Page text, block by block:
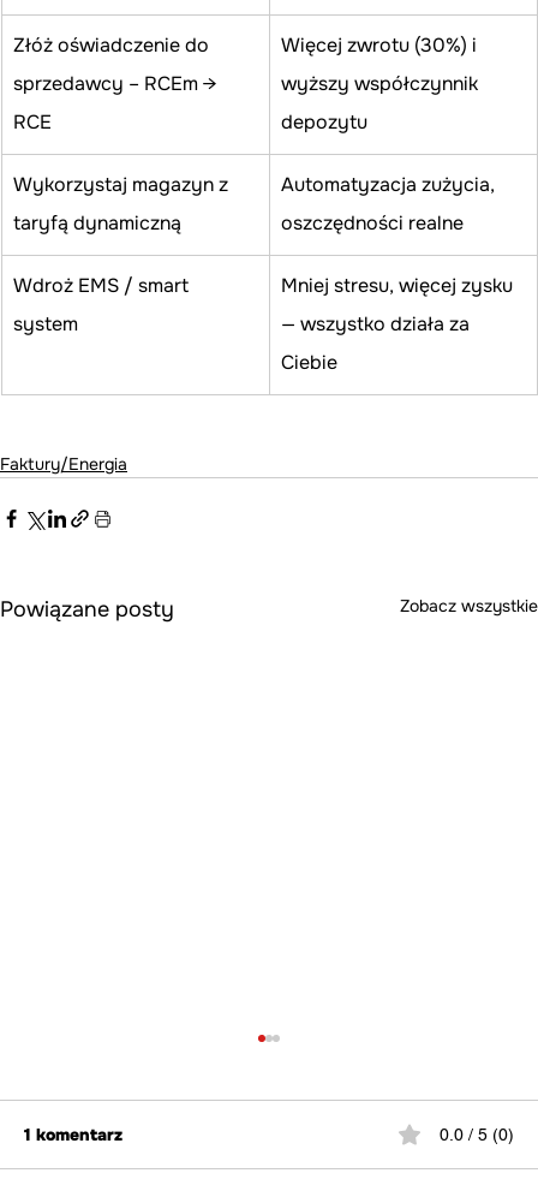
Złóż oświadczenie do
sprzedawcy – RCEm →
RCE
Więcej zwrotu (30%) i
wyższy współczynnik
depozytu
Wykorzystaj magazyn z
taryfą dynamiczną
Automatyzacja zużycia,
oszczędności realne
Wdroż EMS / smart
system
Mniej stresu, więcej zysku
— wszystko działa za
Ciebie
Faktury/Energia
Powiązane posty Zobacz wszystkie
1 komentarz 0.0 / 5 (0)